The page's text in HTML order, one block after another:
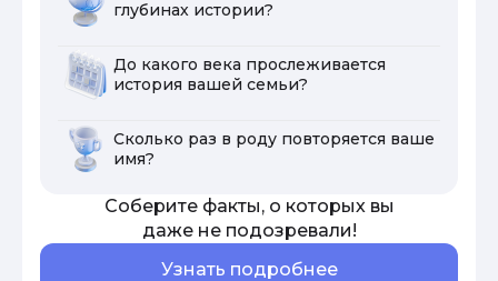
глубинах истории?
До какого века прослеживается
история вашей семьи?
Сколько раз в роду повторяется ваше
имя?
Соберите факты, о которых вы
даже не подозревали!
Узнать подробнее